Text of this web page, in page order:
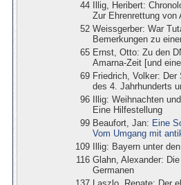
44
Illig, Heribert:
Zur Ehrenrettung von
52 Weissgerber: War
Bemerkungen zu
65 Ernst, Otto: Zu den
Amarna-Zeit [und
69 Friedrich, Volker:
des 4. Jahrhunderts
96
Illig: Weihnachten
Eine Hilfestellung
99 Beaufort, Jan: Eine
Vom Umgang mit
109
Illig: Bayern unter
116 Glahn, Alexander:
Germanen